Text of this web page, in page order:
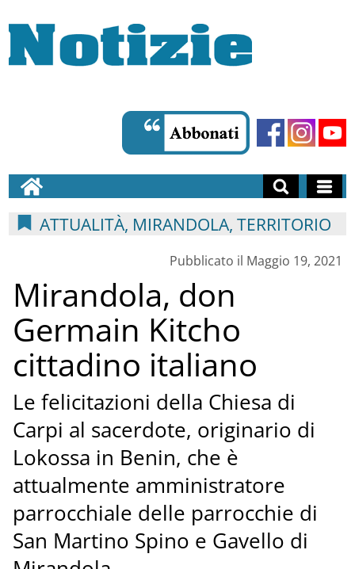
ATTUALITÀ, MIRANDOLA, TERRITORIO
Pubblicato il Maggio 19, 2021
Mirandola, don
Germain Kitcho
cittadino italiano
Le felicitazioni della Chiesa di
Carpi al sacerdote, originario di
Lokossa in Benin, che è
attualmente amministratore
parrocchiale delle parrocchie di
San Martino Spino e Gavello di